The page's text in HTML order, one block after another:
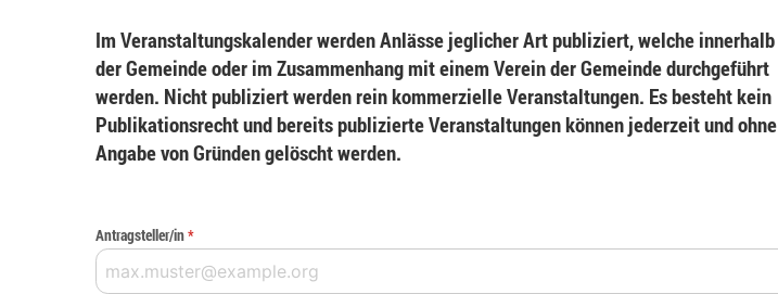
Im Veranstaltungskalender werden Anlässe jeglicher Art publiziert, welche innerhalb
der Gemeinde oder im Zusammenhang mit einem Verein der Gemeinde durchgeführt
werden. Nicht publiziert werden rein kommerzielle Veranstaltungen. Es besteht kein
Publikationsrecht und bereits publizierte Veranstaltungen können jederzeit und ohne
Angabe von Gründen gelöscht werden.
Antragsteller/in*